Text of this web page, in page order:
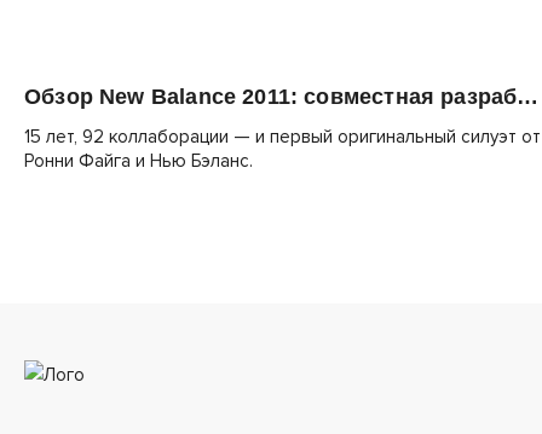
Обзор New Balance 2011: совместная разработка с Kith
15 лет, 92 коллаборации — и первый оригинальный силуэт от
Ронни Файга и Нью Бэланс.